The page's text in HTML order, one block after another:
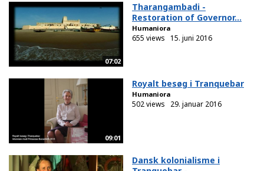
07:02
Tharangambadi -
Restoration of Governor...
Humaniora
655 views 15. juni 2016
09:01
Royalt besøg i Tranquebar
Humaniora
502 views 29. januar 2016
Dansk kolonialisme i